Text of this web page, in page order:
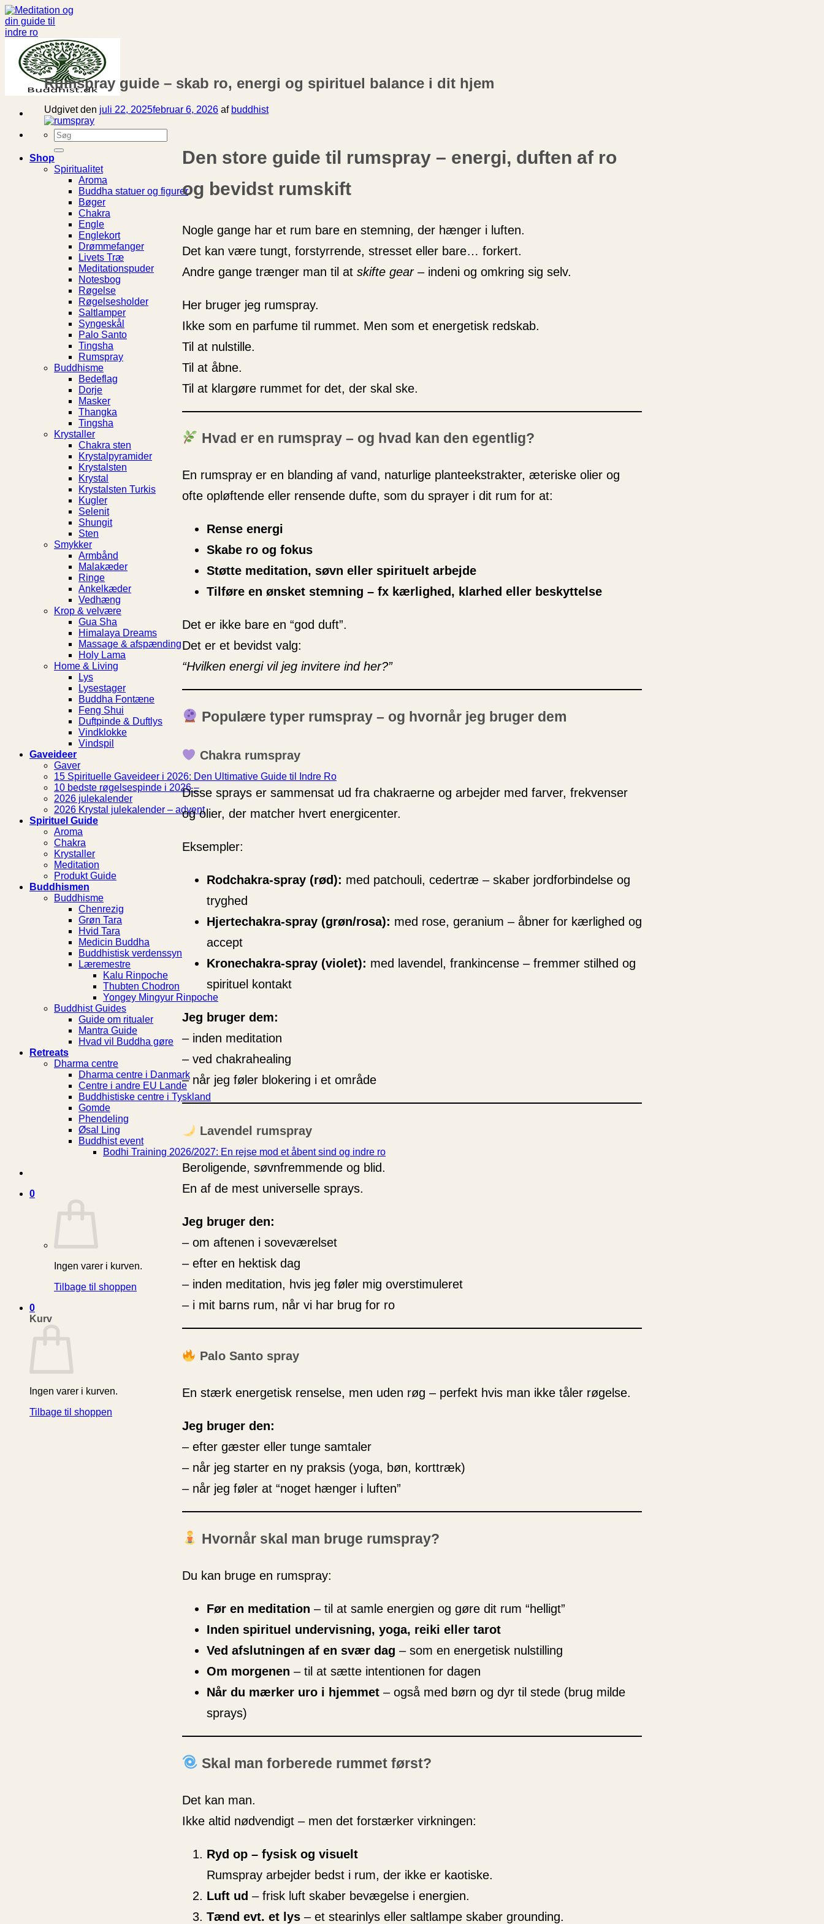
Fortsæt
til
indhold
Søg
efter:
Shop
Spiritualitet
Aroma
Buddha statuer og figurer
Bøger
Chakra
Engle
Englekort
Drømmefanger
Livets Træ
Meditationspuder
Notesbog
Røgelse
Røgelsesholder
Saltlamper
Syngeskål
Palo Santo
Tingsha
Rumspray
Buddhisme
Bedeflag
Dorje
Masker
Thangka
Tingsha
Krystaller
Chakra sten
Krystalpyramider
Krystalsten
Krystal
Krystalsten Turkis
Kugler
Selenit
Shungit
Sten
Smykker
Armbånd
Malakæder
Ringe
Ankelkæder
Vedhæng
Krop & velvære
Gua Sha
Himalaya Dreams
Massage & afspænding
Holy Lama
Home & Living
Lys
Lysestager
Buddha Fontæne
Feng Shui
Duftpinde & Duftlys
Vindklokke
Vindspil
Gaveideer
Gaver
15 Spirituelle Gaveideer i 2026: Den Ultimative Guide til Indre Ro
10 bedste røgelsespinde i 2026 –
2026 julekalender
2026 Krystal julekalender – advent
Spirituel Guide
Aroma
Chakra
Krystaller
Meditation
Produkt Guide
Buddhismen
Buddhisme
Chenrezig
Grøn Tara
Hvid Tara
Medicin Buddha
Buddhistisk verdenssyn
Læremestre
Kalu Rinpoche
Thubten Chodron
Yongey Mingyur Rinpoche
Buddhist Guides
Guide om ritualer
Mantra Guide
Hvad vil Buddha gøre
Retreats
Dharma centre
Dharma centre i Danmark
Centre i andre EU Lande
Buddhistiske centre i Tyskland
Gomde
Phendeling
Øsal Ling
Buddhist event
Bodhi Training 2026/2027: En rejse mod et åbent sind og indre ro
0
Ingen varer i kurven.
Tilbage til shoppen
0
Kurv
Ingen varer i kurven.
Tilbage til shoppen
Rumspray guide – skab ro, energi og spirituel balance i dit hjem
Udgivet den juli 22, 2025februar 6, 2026 af buddhist
Den store guide til rumspray – energi, duften af ro
og bevidst rumskift
Nogle gange har et rum bare en stemning, der hænger i luften.
Det kan være tungt, forstyrrende, stresset eller bare… forkert.
Andre gange trænger man til at skifte gear– indeni og omkring sig selv.
Her bruger jeg rumspray.
Ikke som en parfume til rummet. Men som et energetisk redskab.
Til at nulstille.
Til at åbne.
Til at klargøre rummet for det, der skal ske.
Hvad er en rumspray – og hvad kan den egentlig?
En rumspray er en blanding af vand, naturlige planteekstrakter, æteriske olier og
ofte opløftende eller rensende dufte, som du sprayer i dit rum for at:
Rense energi
Skabe ro og fokus
Støtte meditation, søvn eller spirituelt arbejde
Tilføre en ønsket stemning – fx kærlighed, klarhed eller beskyttelse
Det er ikke bare en “god duft”.
Det er et bevidst valg:
“Hvilken energi vil jeg invitere ind her?”
Populære typer rumspray – og hvornår jeg bruger dem
Chakra rumspray
Disse sprays er sammensat ud fra chakraerne og arbejder med farver, frekvenser
og olier, der matcher hvert energicenter.
Eksempler:
Rodchakra-spray (rød): med patchouli, cedertræ – skaber jordforbindelse og
tryghed
Hjertechakra-spray (grøn/rosa): med rose, geranium – åbner for kærlighed og
accept
Kronechakra-spray (violet): med lavendel, frankincense – fremmer stilhed og
spirituel kontakt
Jeg bruger dem:
– inden meditation
– ved chakrahealing
– når jeg føler blokering i et område
Lavendel rumspray
Beroligende, søvnfremmende og blid.
En af de mest universelle sprays.
Jeg bruger den:
– om aftenen i soveværelset
– efter en hektisk dag
– inden meditation, hvis jeg føler mig overstimuleret
– i mit barns rum, når vi har brug for ro
Palo Santo spray
En stærk energetisk renselse, men uden røg – perfekt hvis man ikke tåler røgelse.
Jeg bruger den:
– efter gæster eller tunge samtaler
– når jeg starter en ny praksis (yoga, bøn, korttræk)
– når jeg føler at “noget hænger i luften”
Hvornår skal man bruge rumspray?
Du kan bruge en rumspray:
Før en meditation – til at samle energien og gøre dit rum “helligt”
Inden spirituel undervisning, yoga, reiki eller tarot
Ved afslutningen af en svær dag – som en energetisk nulstilling
Om morgenen – til at sætte intentionen for dagen
Når du mærker uro i hjemmet– også med børn og dyr til stede (brug milde
sprays)
Skal man forberede rummet først?
Det kan man.
Ikke altid nødvendigt – men det forstærker virkningen:
Ryd op – fysisk og visuelt
Rumspray arbejder bedst i rum, der ikke er kaotiske.
Luft ud – frisk luft skaber bevægelse i energien.
Tænd evt. et lys– et stearinlys eller saltlampe skaber grounding.